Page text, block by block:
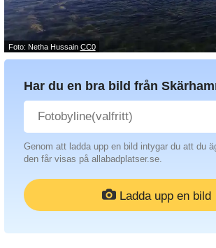
Foto: Netha Hussain CC0
Har du en bra bild från
Genom att ladda upp en bild intygar du att du
den får visas på allabadplatser.se.
Ladda upp en bild